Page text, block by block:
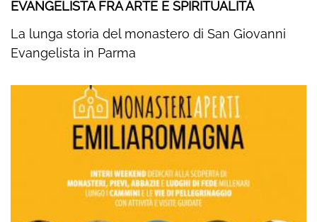
EVANGELISTA FRA ARTE E SPIRITUALITÀ
La lunga storia del monastero di San Giovanni
Evangelista in Parma